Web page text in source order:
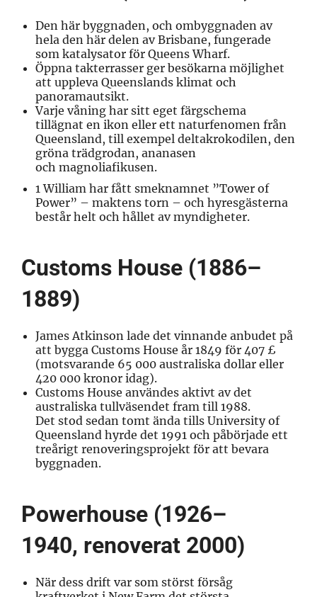
Den här byggnaden, och ombyggnaden av
hela den här delen av Brisbane, fungerade
som katalysator för Queens Wharf.
Öppna takterrasser ger besökarna möjlighet
att uppleva Queenslands klimat och
panoramautsikt.
Varje våning har sitt eget färgschema
tillägnat en ikon eller ett naturfenomen från
Queensland, till exempel deltakrokodilen, den
gröna trädgrodan, ananasen
och magnoliafikusen.
1 William har fått smeknamnet ”Tower of
Power” – maktens torn – och hyresgästerna
består helt och hållet avmyndigheter.
Customs House (1886–
1889)
James Atkinson lade det vinnande anbudet på
att bygga Customs House år 1849 för 407 £
(motsvarande 65 000 australiska dollar eller
420 000 kronor idag).
Customs House användes aktivt av det
australiska tullväsendet fram till 1988.
Det stod sedan tomt ända tills University of
Queensland hyrde det 1991 och påbörjade ett
treårigt renoveringsprojekt för att bevara
byggnaden.
Powerhouse (1926–
1940, renoverat 2000)
När dess drift var som störst försåg